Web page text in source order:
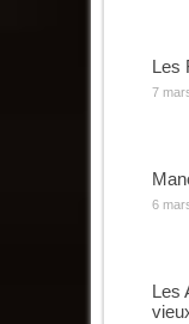
Les
7
6
Les